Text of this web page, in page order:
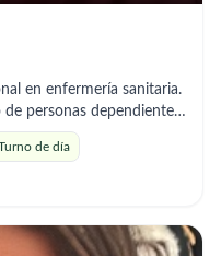
en enfermería sanitaria.
de personas dependientes
puedan presentarse.
seguridad y protección
en el ejercito nacional y
cual en cada uno de los
de día